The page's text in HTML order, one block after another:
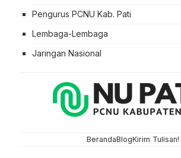
Pengurus PCNU Kab. Pati
Lembaga-Lembaga
Jaringan Nasional
BerandaBlogKirim Tulisan!